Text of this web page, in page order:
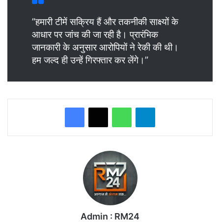
​”हमारी टीमें सक्रिय हैं और तकनीकी साक्ष्यों के
आधार पर जांच की जा रही है। प्रारंभिक
जानकारी के अनुसार आरोपियों ने रेकी की थी।
हम जल्द ही उन्हें गिरफ्तार कर लेंगे।”
WhatsAppTelegram
Admin : RM24